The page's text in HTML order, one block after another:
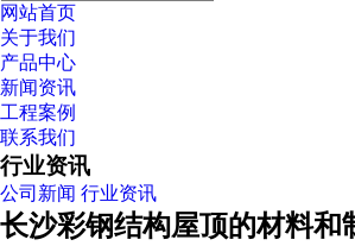
网站首页
关于我们
产品中心
新闻资讯
工程案例
联系我们
行业资讯
公司新闻 行业资讯
长沙彩钢结构屋顶的材料和